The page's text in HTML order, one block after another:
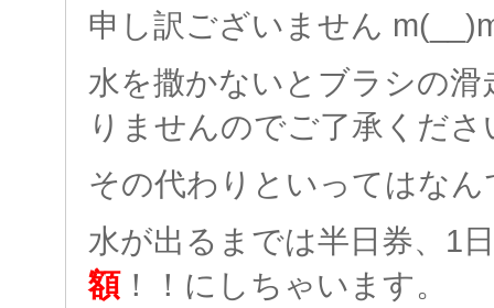
申し訳ございません
水を撒かないとブラシの
りませんのでご了承くださ
その代わりといってはなん
水が出るまでは半日券、1
額！！にしちゃいます。